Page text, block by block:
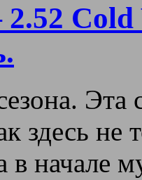
здесь не
в начале